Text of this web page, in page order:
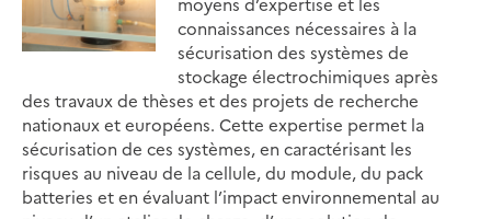
connaissances nécessaires à la
sécurisation des systèmes de
stockage électrochimiques après
des travaux de thèses et des projets de recherche
nationaux et européens. Cette expertise permet la
sécurisation de ces systèmes, en caractérisant les
risques au niveau de la cellule, du module, du pack
batteries et en évaluant l’impact environnemental au